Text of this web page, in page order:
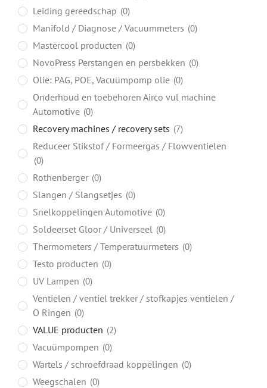
Leiding gereedschap 0
Manifold / Diagnose / Vacuummeters 0
Mastercool producten 0
NovoPress Perstangen en persbekken 0
Olië: PAG, POE, Vacuümpomp olie 0
Onderhoud en toebehoren Airco vul machine
Automotive 0
Recovery machines / recovery sets 7
Reduceer Stikstof / Formeergas / Flowventielen
0
Rothenberger 0
Slangen / Slangsetjes 0
Snelkoppelingen Automotive 0
Soldeerset Gloor / Universeel 0
Thermometers / Temperatuurmeters 0
Testo producten 0
UV Lampen 0
Ventielen / ventiel trekker / stofkapjes ventielen /
O Ringen 0
VALUE producten 2
Vacuümpompen 0
Wartels / schroefdraad koppelingen 0
Weegschalen 0